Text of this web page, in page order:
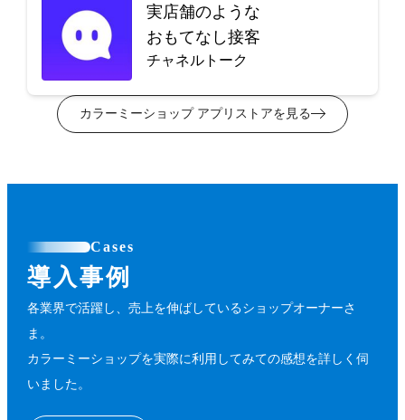
実店舗のような
おもてなし接客
チャネルトーク
カラーミーショップ アプリストアを見る
Cases
導入事例
各業界で活躍し、売上を伸ばしているショップオーナーさ
ま。
カラーミーショップを実際に利用してみての感想を詳しく伺
いました。